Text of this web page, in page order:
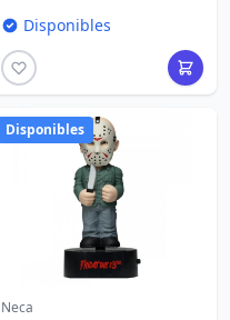
Disponibles
Disponibles
Neca